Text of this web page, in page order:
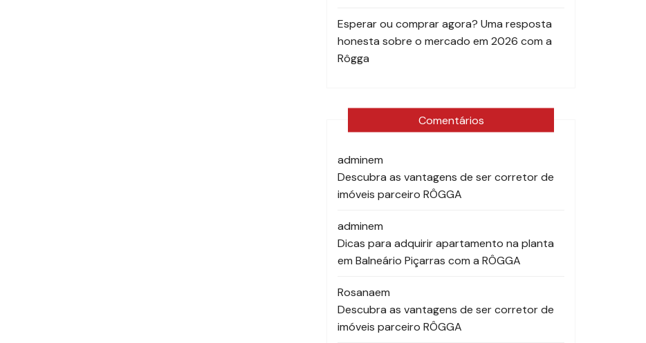
Esperar ou comprar agora? Uma resposta
honesta sobre o mercado em 2026 com a
Rôgga
Comentários
adminem
Descubra as vantagens de ser corretor de
imóveis parceiro RÔGGA
adminem
Dicas para adquirir apartamento na planta
em Balneário Piçarras com a RÔGGA
Rosanaem
Descubra as vantagens de ser corretor de
imóveis parceiro RÔGGA